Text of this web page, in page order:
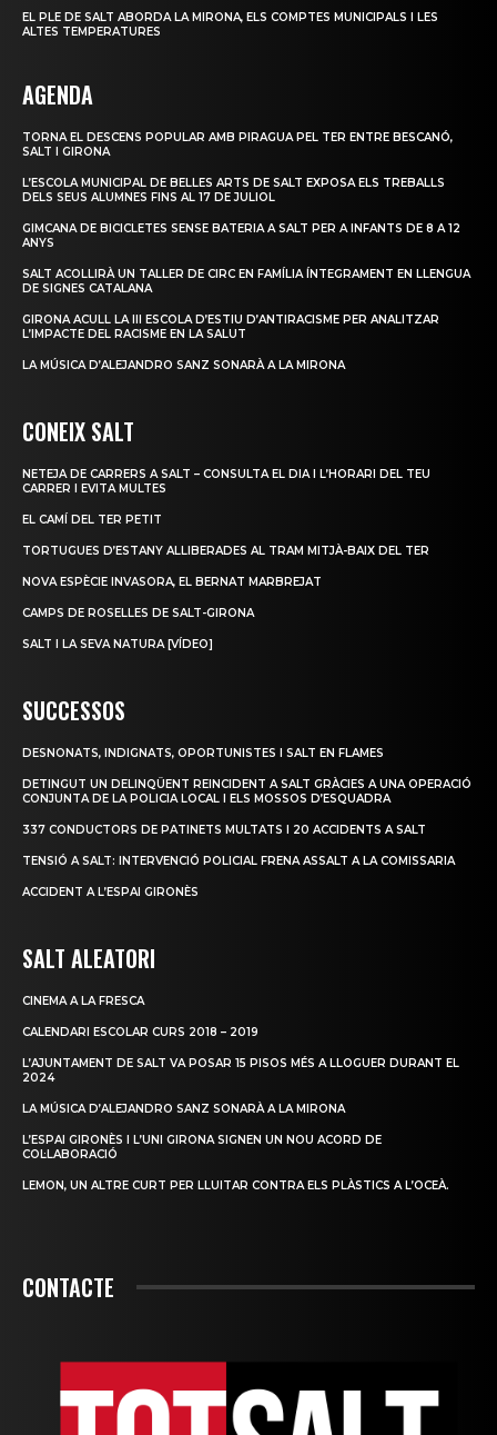
EL PLE DE SALT ABORDA LA MIRONA, ELS COMPTES MUNICIPALS I LES
ALTES TEMPERATURES
AGENDA
TORNA EL DESCENS POPULAR AMB PIRAGUA PEL TER ENTRE BESCANÓ,
SALT I GIRONA
L’ESCOLA MUNICIPAL DE BELLES ARTS DE SALT EXPOSA ELS TREBALLS
DELS SEUS ALUMNES FINS AL 17 DE JULIOL
GIMCANA DE BICICLETES SENSE BATERIA A SALT PER A INFANTS DE 8 A 12
ANYS
SALT ACOLLIRÀ UN TALLER DE CIRC EN FAMÍLIA ÍNTEGRAMENT EN LLENGUA
DE SIGNES CATALANA
GIRONA ACULL LA III ESCOLA D’ESTIU D’ANTIRACISME PER ANALITZAR
L’IMPACTE DEL RACISME EN LA SALUT
LA MÚSICA D’ALEJANDRO SANZ SONARÀ A LA MIRONA
CONEIX SALT
NETEJA DE CARRERS A SALT – CONSULTA EL DIA I L’HORARI DEL TEU
CARRER I EVITA MULTES
EL CAMÍ DEL TER PETIT
TORTUGUES D’ESTANY ALLIBERADES AL TRAM MITJÀ-BAIX DEL TER
NOVA ESPÈCIE INVASORA, EL BERNAT MARBREJAT
CAMPS DE ROSELLES DE SALT-GIRONA
SALT I LA SEVA NATURA [VÍDEO]
SUCCESSOS
DESNONATS, INDIGNATS, OPORTUNISTES I SALT EN FLAMES
DETINGUT UN DELINQÜENT REINCIDENT A SALT GRÀCIES A UNA OPERACIÓ
CONJUNTA DE LA POLICIA LOCAL I ELS MOSSOS D’ESQUADRA
337 CONDUCTORS DE PATINETS MULTATS I 20 ACCIDENTS A SALT
TENSIÓ A SALT: INTERVENCIÓ POLICIAL FRENA ASSALT A LA COMISSARIA
ACCIDENT A L’ESPAI GIRONÈS
SALT ALEATORI
CINEMA A LA FRESCA
CALENDARI ESCOLAR CURS 2018 – 2019
L’AJUNTAMENT DE SALT VA POSAR 15 PISOS MÉS A LLOGUER DURANT EL
2024
LA MÚSICA D’ALEJANDRO SANZ SONARÀ A LA MIRONA
L’ESPAI GIRONÈS I L’UNI GIRONA SIGNEN UN NOU ACORD DE
COL·LABORACIÓ
LEMON, UN ALTRE CURT PER LLUITAR CONTRA ELS PLÀSTICS A L’OCEÀ.
CONTACTE